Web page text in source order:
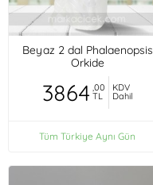
Beyaz 2 dal Phalaenopsis
Orkide
3864 ,00
TL
KDV
Dahil
Tüm Türkiye Aynı Gün